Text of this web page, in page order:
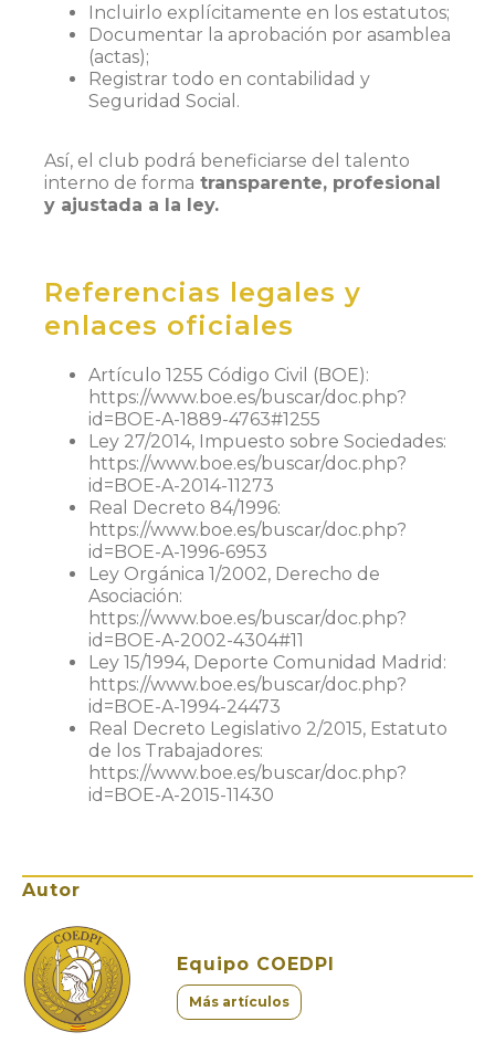
Incluirlo explícitamente en los estatutos;
Documentar la aprobación por asamblea
(actas);
Registrar todo en contabilidad y
Seguridad Social.
Así, el club podrá beneficiarse del talento
interno de forma transparente, profesional
y ajustada a la ley.
Referencias legales y
enlaces oficiales
Artículo 1255 Código Civil (BOE):
https://www.boe.es/buscar/doc.php?
id=BOE-A-1889-4763#1255
Ley 27/2014, Impuesto sobre Sociedades:
https://www.boe.es/buscar/doc.php?
id=BOE-A-2014-11273
Real Decreto 84/1996:
https://www.boe.es/buscar/doc.php?
id=BOE-A-1996-6953
Ley Orgánica 1/2002, Derecho de
Asociación:
https://www.boe.es/buscar/doc.php?
id=BOE-A-2002-4304#11
Ley 15/1994, Deporte Comunidad Madrid:
https://www.boe.es/buscar/doc.php?
id=BOE-A-1994-24473
Real Decreto Legislativo 2/2015, Estatuto
de los Trabajadores:
https://www.boe.es/buscar/doc.php?
id=BOE-A-2015-11430
Autor
Equipo COEDPI
Más artículos